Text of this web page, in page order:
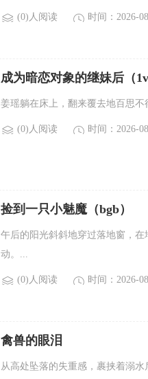
(0)人阅读 时间：2026-
成为暗恋对象的继妹后（
姜瑶躺在床上，翻来覆去地百思
(0)人阅读 时间：2026-
捡到一只小魅魔（bgb）
午后的阳光斜斜地穿过落地窗，
动。...
(0)人阅读 时间：2026-
禽兽的眼泪
从高处坠落的失重感，裹挟着溺